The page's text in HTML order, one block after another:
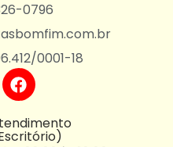
0796
0001-18